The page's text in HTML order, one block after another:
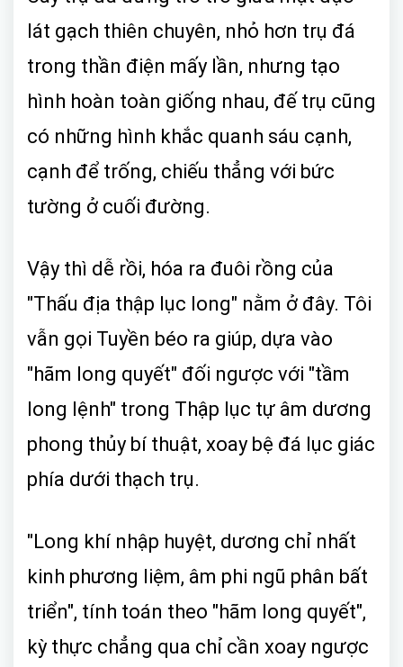
lát gạch thiên chuyên, nhỏ hơn trụ đá
trong thần điện mấy lần, nhưng tạo
hình hoàn toàn giống nhau, đế trụ cũng
có những hình khắc quanh sáu cạnh,
cạnh để trống, chiếu thẳng với bức
tường ở cuối đường.
Vậy thì dễ rồi, hóa ra đuôi rồng của
"Thấu địa thập lục long" nằm ở đây. Tôi
vẫn gọi Tuyền béo ra giúp, dựa vào
"hãm long quyết" đối ngược với "tầm
long lệnh" trong Thập lục tự âm dương
phong thủy bí thuật, xoay bệ đá lục giác
phía dưới thạch trụ.
"Long khí nhập huyệt, dương chỉ nhất
kinh phương liệm, âm phi ngũ phân bất
triển", tính toán theo "hãm long quyết",
kỳ thực chẳng qua chỉ cần xoay ngược